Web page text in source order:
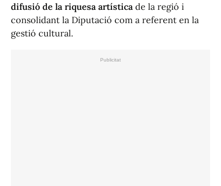
difusió de la riquesa artística de la regió i
consolidant la Diputació com a referent en la
gestió cultural.